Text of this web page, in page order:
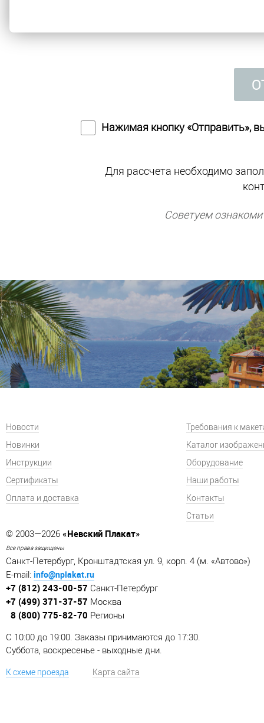
Нажимая кнопку «Отправить»,
Для рассчета необходимо
Советуем
Новости
Новинки
Инструкции
Сертификаты
Оплата и доставка
Требования к
Каталог
Оборудование
Наши работы
Контакты
Статьи
© 2003—2026 «Невский Плакат»
Все права защищены
Санкт-Петербург, Кронштадтская ул. 9, корп. 4 (м. «Автово»)
E-mail: info@nplakat.ru
+7 (812) 243-00-57 Санкт-Петербург
+7 (499) 371-37-57 Москва
8 (800) 775-82-70 Регионы
C 10:00 до 19:00. Заказы принимаются до 17:30.
Суббота, воскресенье - выходные дни.
К схеме проезда Карта сайта